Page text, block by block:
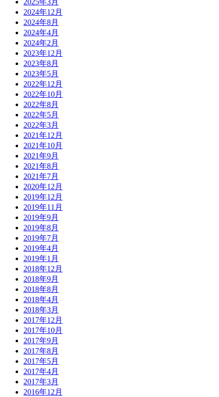
2024年12月
2024年8月
2024年4月
2024年2月
2023年12月
2023年8月
2023年5月
2022年12月
2022年10月
2022年8月
2022年5月
2022年3月
2021年12月
2021年10月
2021年9月
2021年8月
2021年7月
2020年12月
2019年12月
2019年11月
2019年9月
2019年8月
2019年7月
2019年4月
2019年1月
2018年12月
2018年9月
2018年8月
2018年4月
2018年3月
2017年12月
2017年10月
2017年9月
2017年8月
2017年5月
2017年4月
2017年3月
2016年12月